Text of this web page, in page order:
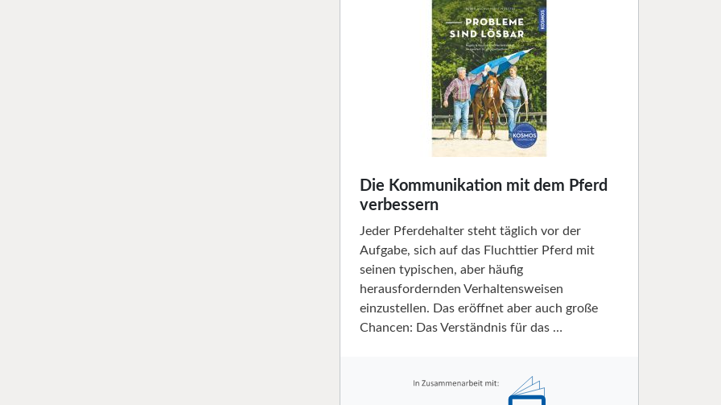
Die Kommunikation mit dem Pferd
verbessern
Jeder Pferdehalter steht täglich vor der
Aufgabe, sich auf das Fluchttier Pferd mit
seinen typischen, aber häufig
herausfordernden Verhaltensweisen
einzustellen. Das eröffnet aber auch große
Chancen: Das Verständnis für das …